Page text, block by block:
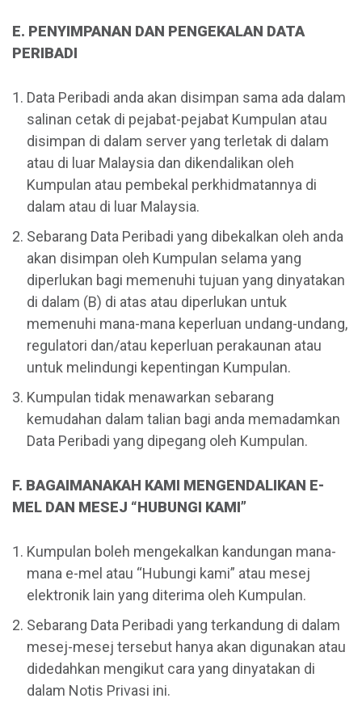
E. PENYIMPANAN DAN PENGEKALAN DATA
PERIBADI
Data Peribadi anda akan disimpan sama ada dalam
salinan cetak di pejabat-pejabat Kumpulan atau
disimpan di dalam server yang terletak di dalam
atau di luar Malaysia dan dikendalikan oleh
Kumpulan atau pembekal perkhidmatannya di
dalam atau di luar Malaysia.
Sebarang Data Peribadi yang dibekalkan oleh anda
akan disimpan oleh Kumpulan selama yang
diperlukan bagi memenuhi tujuan yang dinyatakan
di dalam (B) di atas atau diperlukan untuk
memenuhi mana-mana keperluan undang-undang,
regulatori dan/atau keperluan perakaunan atau
untuk melindungi kepentingan Kumpulan.
Kumpulan tidak menawarkan sebarang
kemudahan dalam talian bagi anda memadamkan
Data Peribadi yang dipegang oleh Kumpulan.
F. BAGAIMANAKAH KAMI MENGENDALIKAN E-
MEL DAN MESEJ “HUBUNGI KAMI”
Kumpulan boleh mengekalkan kandungan mana-
mana e-mel atau “Hubungi kami” atau mesej
elektronik lain yang diterima oleh Kumpulan.
Sebarang Data Peribadi yang terkandung di dalam
mesej-mesej tersebut hanya akan digunakan atau
didedahkan mengikut cara yang dinyatakan di
dalam Notis Privasi ini.